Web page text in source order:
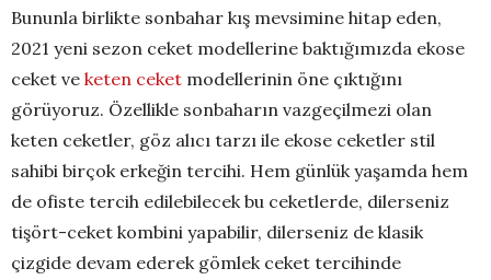
Bununla birlikte sonbahar kış mevsimine hitap eden,
2021 yeni sezon ceket modellerine baktığımızda ekose
ceket ve keten ceket modellerinin öne çıktığını
görüyoruz. Özellikle sonbaharın vazgeçilmezi olan
keten ceketler, göz alıcı tarzı ile ekose ceketler stil
sahibi birçok erkeğin tercihi. Hem günlük yaşamda hem
de ofiste tercih edilebilecek bu ceketlerde, dilerseniz
tişört-ceket kombini yapabilir, dilerseniz de klasik
çizgide devam ederek gömlek ceket tercihinde